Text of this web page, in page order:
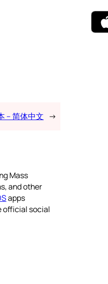
– 简体中文 →
Mass
and other
apps
official social